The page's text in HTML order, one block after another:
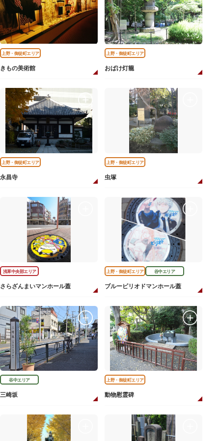
上野・御徒町エリア
きもの美術館
上野・御徒町エリア
おばけ灯籠
上野・御徒町エリア
永昌寺
上野・御徒町エリア
虫塚
浅草中央部エリア
さらざんまいマンホール蓋
上野・御徒町エリア 谷中エリア
ブルーピリオドマンホール蓋
谷中エリア
三崎坂
上野・御徒町エリア
動物慰霊碑